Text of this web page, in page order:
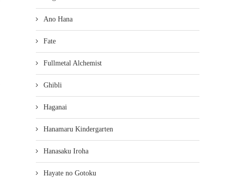
EVANGELION 2.22 YOU CAN (NOT)
5. August 2010
Ano Hana
Fate
Fullmetal Alchemist
Ghibli
Haganai
Hanamaru Kindergarten
Hanasaku Iroha
Hayate no Gotoku